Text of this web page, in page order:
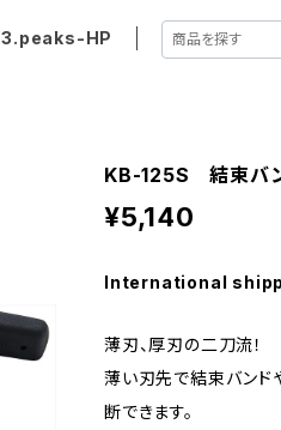
3.peaks-HP
KB-125S 結束バ
¥5,140
International
薄刃、厚刃の二刀流！
薄い刃先で結束バンド
断できます。